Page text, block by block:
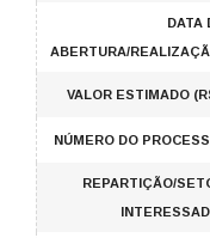
DATA
ABERTURA/
VALOR ESTIMADO
NÚMERO DO
REPARTIÇÃO/